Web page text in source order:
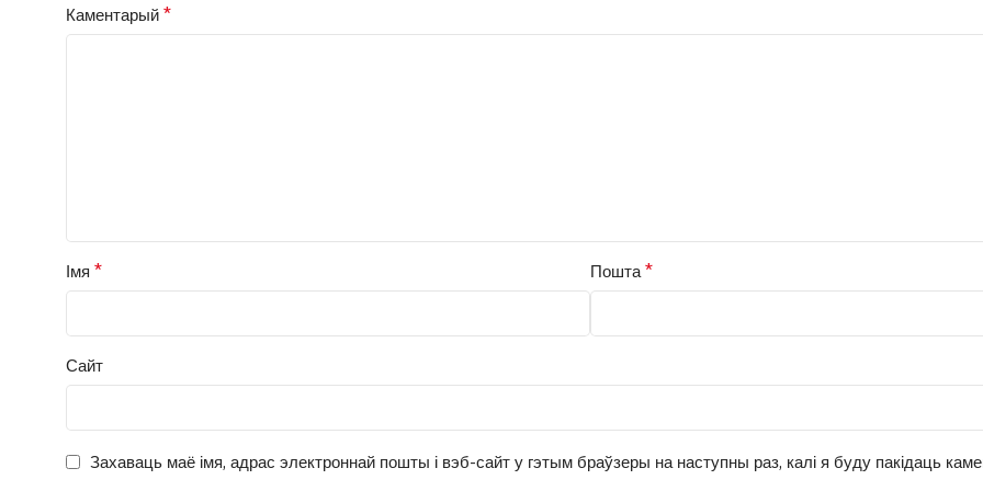
Каментарый*
Імя * Пошта*
Сайт
Захаваць маё імя, адрас электроннай пошты і вэб-сайт у гэтым браўзеры на наступны раз, калі я буду пакідаць